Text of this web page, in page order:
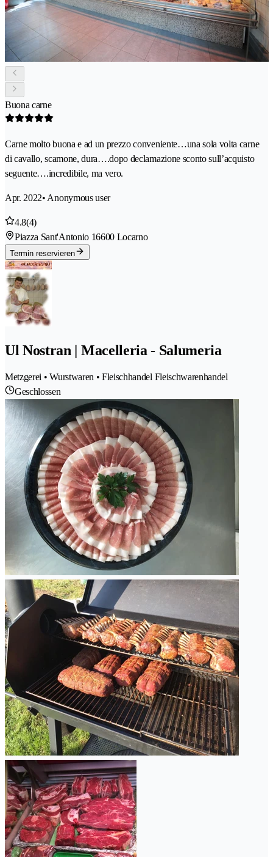
Buona carne
Carne molto buona e ad un prezzo conveniente…una sola volta carne
di cavallo, scamone, dura….dopo declamazione sconto sull’acquisto
seguente….incredibile, ma vero.
Apr. 2022• Anonymous user
4.8(4)
Piazza Sant'Antonio 16600 Locarno
Termin reservieren
Ul Nostran | Macelleria - Salumeria
Metzgerei • Wurstwaren • Fleischhandel Fleischwarenhandel
Geschlossen